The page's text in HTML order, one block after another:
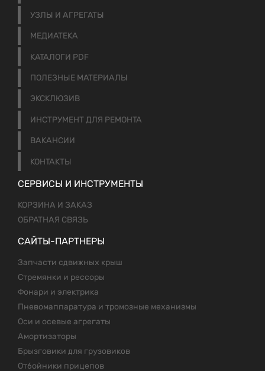
УЗЛЫ И АГРЕГАТЫ
МЕДИАТЕКА
КАТАЛОГИ PDF
ПОЛЕЗНЫЕ МАТЕРИАЛЫ
ЭКСКЛЮЗИВ
ИНСТРУМЕНТ ДЛЯ РЕМОНТА
ВАКАНСИИ
КОНТАКТЫ
СЕРВИСЫ И ИНСТРУМЕНТЫ
КОРЗИНА И ЗАКАЗ
ОБРАТНАЯ СВЯЗЬ
САЙТЫ-ПАРТНЕРЫ
Запчасти сдвижных крыш
Стремянки и рессоры
Фонари и электрика
Пневомаппаратура и тромозные механизмы
Оси и осевые агрегаты
Амортизаторы
Брызговики для грузовиков
Отбойники прицепов